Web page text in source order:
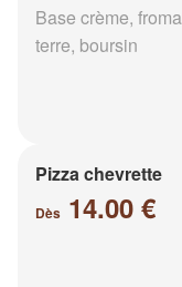
Base crème,
terre, boursin
Pizza chevrette
Dès 14.00 €